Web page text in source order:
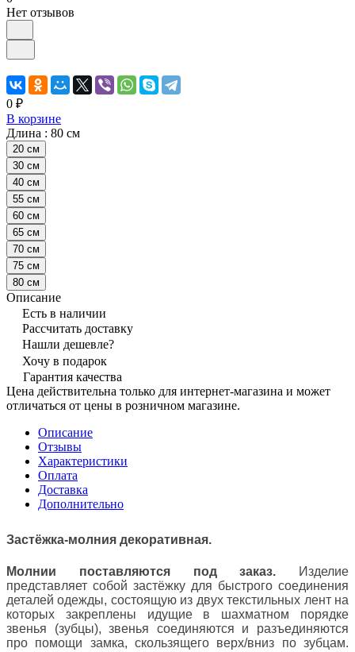
Нет отзывов
0 ₽
В корзине
Длина : 80 см
20 см
30 см
40 см
55 см
60 см
65 см
70 см
75 см
80 см
Описание
Есть в наличии
Рассчитать доставку
Нашли дешевле?
Хочу в подарок
Гарантия качества
Цена действительна только для интернет-магазина и может
отличаться от цены в розничном магазине.
Описание
Отзывы
Характеристики
Оплата
Доставка
Дополнительно
Застёжка-молния декоративная.
Молнии поставляются под заказ. Изделие
представляет собой застёжку для быстрого соединения
деталей одежды, состоящую из двух текстильных лент на
которых закреплены идущие в шахматном порядке
звенья (зубцы), звенья соединяются и разъединяются
про помощи замка, скользящего верх/вниз по зубцам.